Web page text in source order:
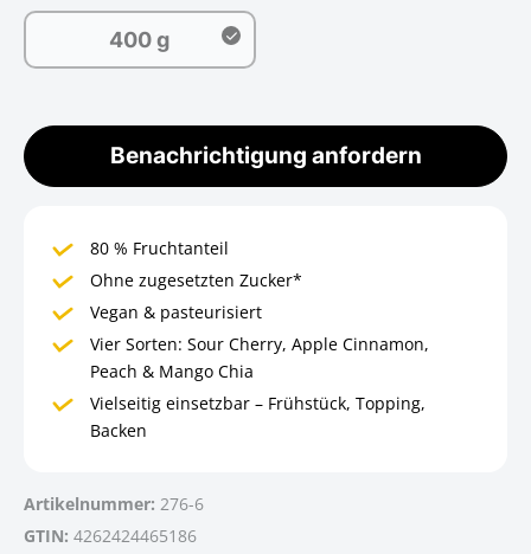
400 g400 g
Benachrichtigung anfordern
80 % Fruchtanteil
Ohne zugesetzten Zucker*
Vegan & pasteurisiert
Vier Sorten: Sour Cherry, Apple Cinnamon,
Peach & Mango Chia
Vielseitig einsetzbar – Frühstück, Topping,
Backen
Artikelnummer: 276-6
GTIN: 4262424465186